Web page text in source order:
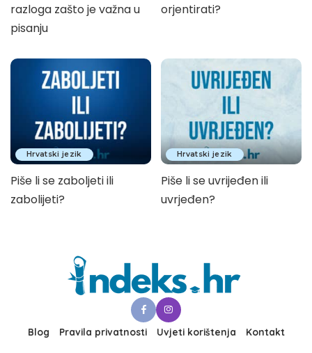
razloga zašto je važna u
pisanju
orjentirati?
Hrvatski jezik
Piše li se zaboljeti ili
zabolijeti?
Hrvatski jezik
Piše li se uvrijeđen ili
uvrjeđen?
Blog Pravila privatnosti Uvjeti korištenja Kontakt